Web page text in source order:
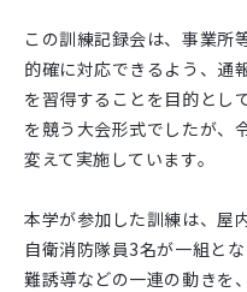
この訓練記録会は、事業所
的確に対応できるよう、通
を習得することを目的とし
を競う大会形式でしたが、
変えて実施しています。
本学が参加した訓練は、屋
自衛消防隊員3名が一組と
難誘導などの一連の動きを